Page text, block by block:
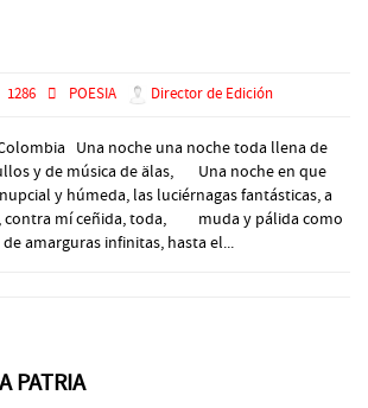
1286 POESIA Director de Edición
Una noche una noche toda llena de
y de música de älas, Una noche en que
y húmeda, las luciérnagas fantásticas, a
contra mí ceñida, toda, muda y pálida como
amarguras infinitas, hasta el...
PATRIA